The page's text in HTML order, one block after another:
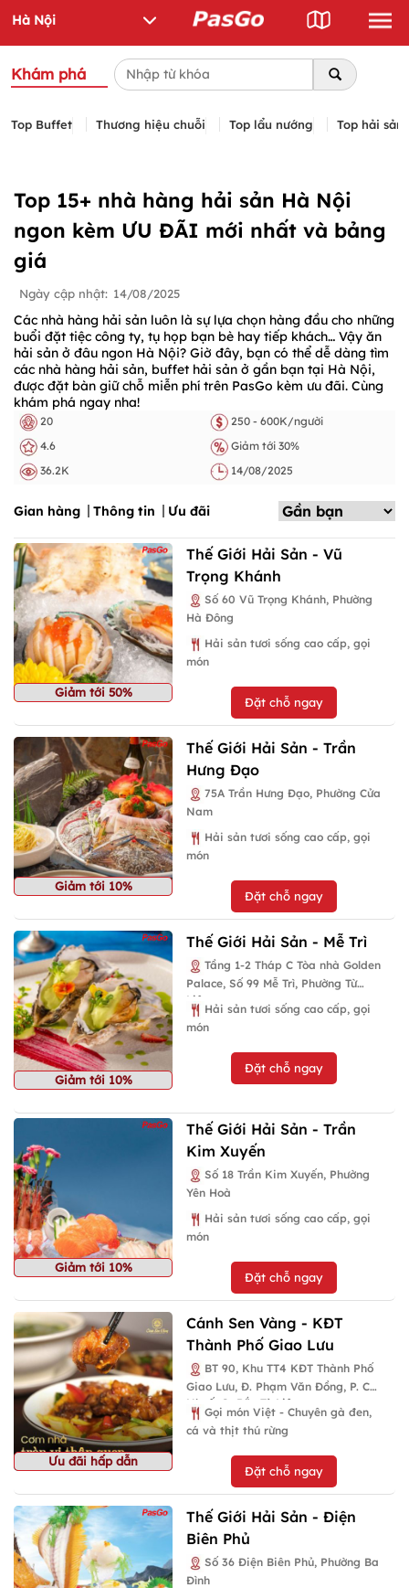
Khám phá
Top Buffet Thương hiệu chuỗi Top lẩu nướng Top hải sản
Top 15+ nhà hàng hải sản Hà Nội
ngon kèm ƯU ĐÃI mới nhất và bảng
giá
Ngày cập nhật: 14/08/2025
Các nhà hàng hải sản luôn là sự lựa chọn hàng đầu cho những
buổi đặt tiệc công ty, tụ họp bạn bè hay tiếp khách… Vậy ăn
hải sản ở đâu ngon Hà Nội? Giờ đây, bạn có thể dễ dàng tìm
các nhà hàng hải sản, buffet hải sản ở gần bạn tại Hà Nội,
được đặt bàn giữ chỗ miễn phí trên PasGo kèm ưu đãi. Cùng
khám phá ngay nha!
20
250 - 600K/người
4.6
Giảm tới 30%
36.2K
14/08/2025
Gian hàng Thông tin Ưu đãi
Giảm tới 50%
Thế Giới Hải Sản - Vũ
Trọng Khánh
Số 60 Vũ Trọng Khánh, Phường
Hà Đông
Hải sản tươi sống cao cấp, gọi
món
Đặt chỗ ngay
Giảm tới 10%
Thế Giới Hải Sản - Trần
Hưng Đạo
75A Trần Hưng Đạo, Phường Cửa
Nam
Hải sản tươi sống cao cấp, gọi
món
Đặt chỗ ngay
Giảm tới 10%
Thế Giới Hải Sản - Mễ Trì
Tầng 1-2 Tháp C Tòa nhà Golden
Palace, Số 99 Mễ Trì, Phường Từ
Liêm
Hải sản tươi sống cao cấp, gọi
món
Đặt chỗ ngay
Giảm tới 10%
Thế Giới Hải Sản - Trần
Kim Xuyến
Số 18 Trần Kim Xuyến, Phường
Yên Hoà
Hải sản tươi sống cao cấp, gọi
món
Đặt chỗ ngay
Ưu đãi hấp dẫn
Cánh Sen Vàng - KĐT
Thành Phố Giao Lưu
BT 90, Khu TT4 KĐT Thành Phố
Giao Lưu, Đ. Phạm Văn Đồng, P. Cổ
Nhuế, Q. Bắc Từ Liêm
Gọi món Việt - Chuyên gà đen,
cá và thịt thú rừng
Đặt chỗ ngay
Thế Giới Hải Sản - Điện
Biên Phủ
Số 36 Điện Biên Phủ, Phường Ba
Đình